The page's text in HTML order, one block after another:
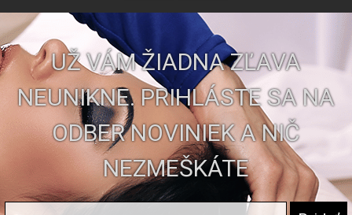
UŽ VÁM ŽIADNA ZĽAVA
NEUNIKNE. PRIHLÁSTE SA NA
ODBER NOVINIEK A NIČ
NEZMEŠKÁTE